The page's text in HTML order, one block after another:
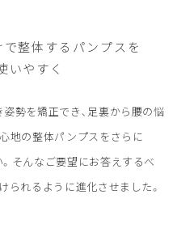
整体するパンプスを
いやすく
勢を矯正でき､足裏から腰の悩
地の整体パンプスをさらに
そんなご要望にお答えするべ
られるように進化させました。